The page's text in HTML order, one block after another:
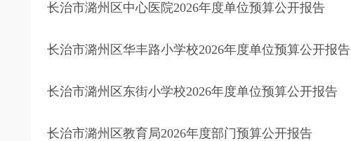
长治市潞州区中心医院2026年度单位预算公开报告
长治市潞州区华丰路小学校2026年度单位预算公开报告
长治市潞州区东街小学校2026年度单位预算公开报告
长治市潞州区教育局2026年度部门预算公开报告